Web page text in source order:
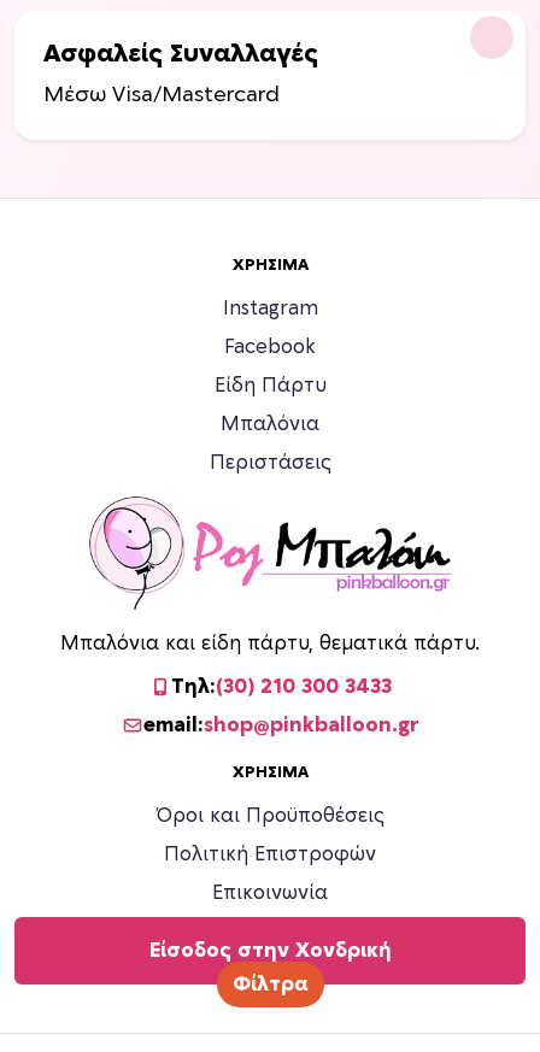
Φίλτρα
Ασφαλείς Συναλλαγές
Μέσω Visa/Mastercard
ΧΡΉΣΙΜΑ
Instagram
Facebook
Είδη Πάρτυ
Μπαλόνια
Περιστάσεις
Μπαλόνια και είδη πάρτυ, θεματικά πάρτυ.
Τηλ:(30) 210 300 3433
email:shop@pinkballoon.gr
ΧΡΉΣΙΜΑ
Όροι και Προϋποθέσεις
Πολιτική Επιστροφών
Επικοινωνία
Είσοδος στην Χονδρική